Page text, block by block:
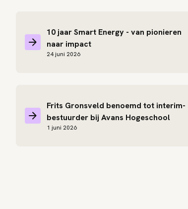
10 jaar Smart Energy - van pionieren
naar impact
24 juni 2026
Frits Gronsveld benoemd tot interim-
bestuurder bij Avans Hogeschool
1 juni 2026